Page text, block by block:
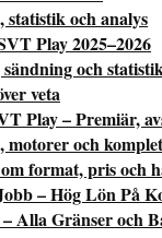
statistik och analys
Play 2025–2026
och
veta
Play – Premiär,
och
format, pris och
– Hög Lön På
Alla Gränser och